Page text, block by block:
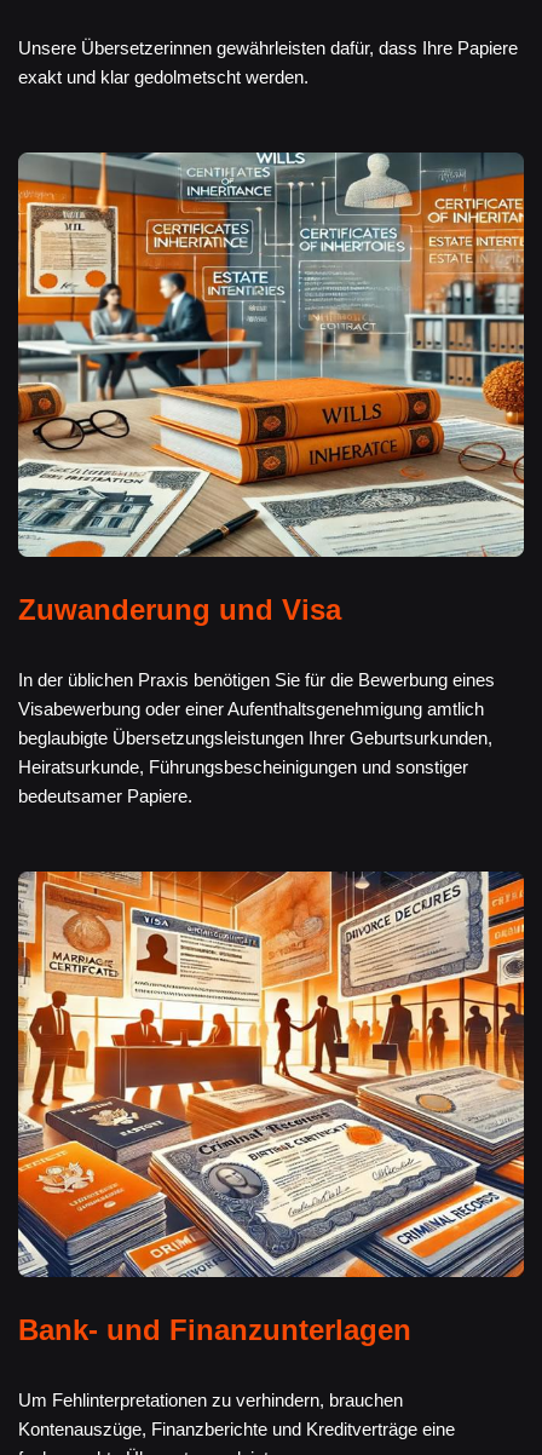
Unsere Übersetzerinnen gewährleisten dafür, dass Ihre Papiere
exakt und klar gedolmetscht werden.
Zuwanderung und Visa
In der üblichen Praxis benötigen Sie für die Bewerbung eines
Visabewerbung oder einer Aufenthaltsgenehmigung amtlich
beglaubigte Übersetzungsleistungen Ihrer Geburtsurkunden,
Heiratsurkunde, Führungsbescheinigungen und sonstiger
bedeutsamer Papiere.
Bank- und Finanzunterlagen
Um Fehlinterpretationen zu verhindern, brauchen
Kontenauszüge, Finanzberichte und Kreditverträge eine